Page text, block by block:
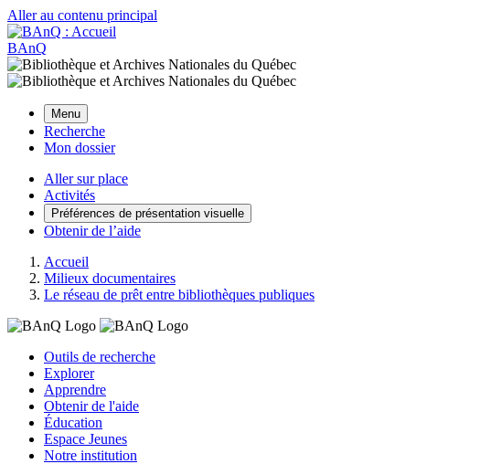
Aller au contenu principal
BAnQ
Menu
Recherche
Mon dossier
Aller sur place
Activités
Préférences de présentation visuelle
Obtenir de l’aide
Accueil
Milieux documentaires
Le réseau de prêt entre bibliothèques publiques
Outils de recherche
Explorer
Apprendre
Obtenir de l'aide
Éducation
Espace Jeunes
Notre institution